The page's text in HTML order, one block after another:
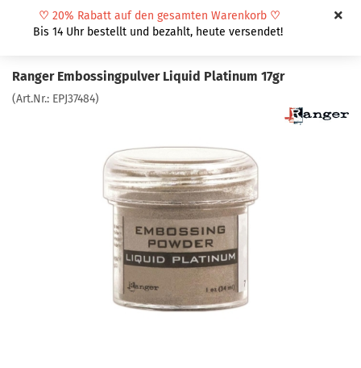
♡ 20% Rabatt auf den gesamten Warenkorb ♡
Bis 14 Uhr bestellt und bezahlt, heute versendet!
Ranger Embossingpulver Liquid Platinum 17gr
(Art.Nr.: EPJ37484)